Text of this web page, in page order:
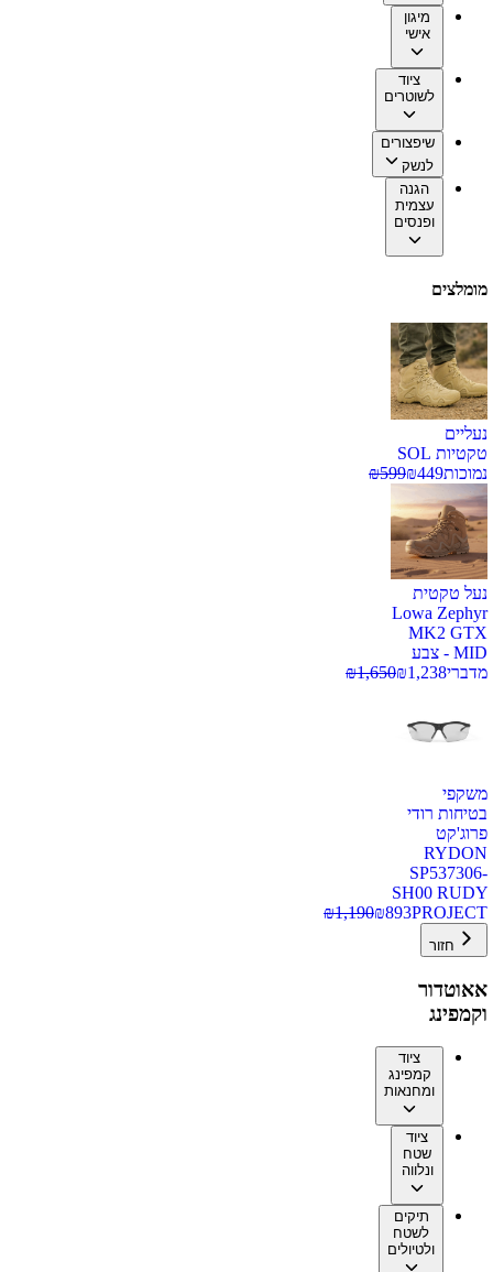
מיגון
אישי
ציוד
לשוטרים
שיפצורים
לנשק
הגנה
עצמית
ופנסים
מומלצים
נעליים
טקטיות SOL
נמוכות
₪449
₪599
נעל טקטית
Lowa Zephyr
MK2 GTX
MID - צבע
מדברי
₪1,238
₪1,650
משקפי
בטיחות רודי
פרוג'קט
RYDON
SP537306-
SH00 RUDY
PROJECT
₪893
₪1,190
חזור
אאוטדור
וקמפינג
ציוד
קמפינג
ומחנאות
ציוד
שטח
ונלווה
תיקים
לשטח
ולטיולים